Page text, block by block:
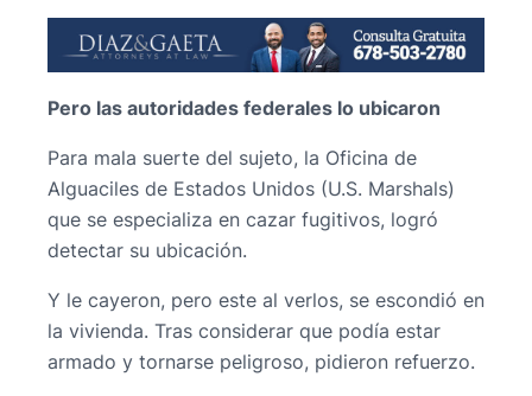
Pero las autoridades federales lo ubicaron
Para mala suerte del sujeto, la Oficina de
Alguaciles de Estados Unidos (U.S. Marshals)
que se especializa en cazar fugitivos, logró
detectar su ubicación.
Y le cayeron, pero este al verlos, se escondió en
la vivienda. Tras considerar que podía estar
armado y tornarse peligroso, pidieron refuerzo.